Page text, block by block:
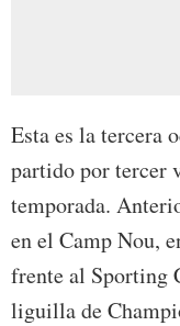
Esta es la tercera
partido por tercer
temporada.
en el Camp Nou,
frente al Sporting
liguilla de